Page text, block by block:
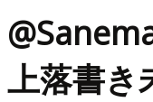
上落書き